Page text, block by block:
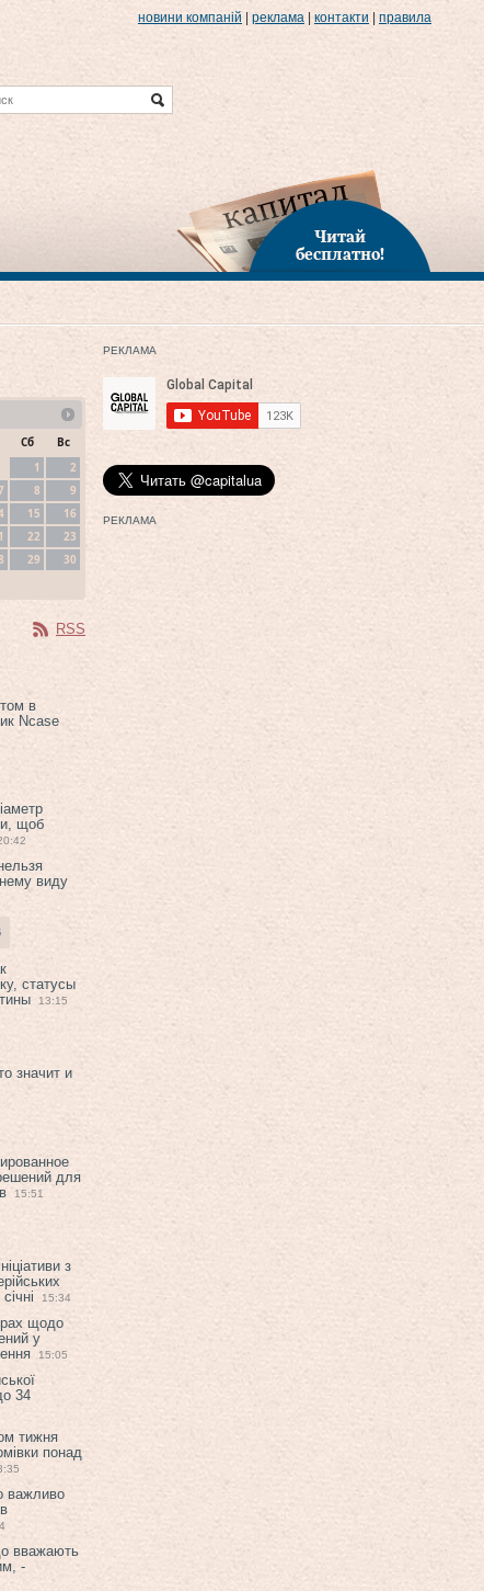
новини компаній реклама контакти правила
Читай
бесплатно!
Сб
Вс
1
2
8
9
15
16
22
23
29
30
RSS
в
Ncase
щоб
виду
статусы
13:15
значит и
для
15:51
з
15:34
щодо
у
15:05
34
тижня
понад
важливо
вважають
-
РЕКЛАМА
РЕКЛАМА